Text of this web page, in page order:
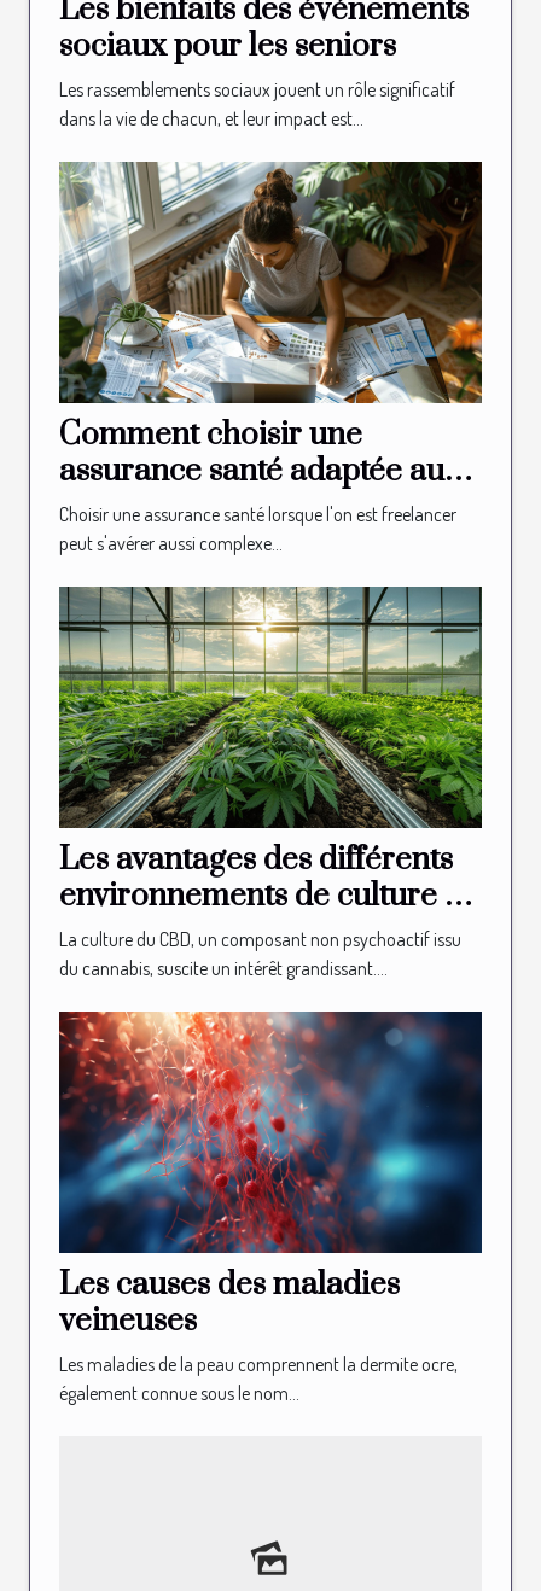
Les bienfaits des événements
sociaux pour les seniors
Les rassemblements sociaux jouent un rôle significatif
dans la vie de chacun, et leur impact est...
Comment choisir une
assurance santé adaptée aux
besoins des freelancers
Choisir une assurance santé lorsque l'on est freelancer
peut s'avérer aussi complexe...
Les avantages des différents
environnements de culture du
CBD
La culture du CBD, un composant non psychoactif issu
du cannabis, suscite un intérêt grandissant....
Les causes des maladies
veineuses
Les maladies de la peau comprennent la dermite ocre,
également connue sous le nom...